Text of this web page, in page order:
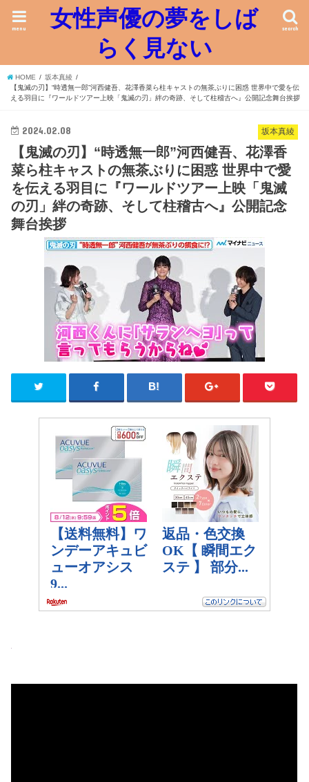
女性声優の夢をしば
らく見ない
search
menu
HOME
坂本真綾
【鬼滅の刃】“時透無一郎”河西健吾、花澤香菜ら柱キャストの無茶ぶりに困惑 世界中で愛を伝
える羽目に『ワールドツアー上映「鬼滅の刃」絆の奇跡、そして柱稽古へ』公開記念舞台挨拶
坂本真綾
2024.02.08
【鬼滅の刃】“時透無一郎”河西健吾、花澤香
菜ら柱キャストの無茶ぶりに困惑 世界中で愛
を伝える羽目に『ワールドツアー上映「鬼滅
の刃」絆の奇跡、そして柱稽古へ』公開記念
舞台挨拶